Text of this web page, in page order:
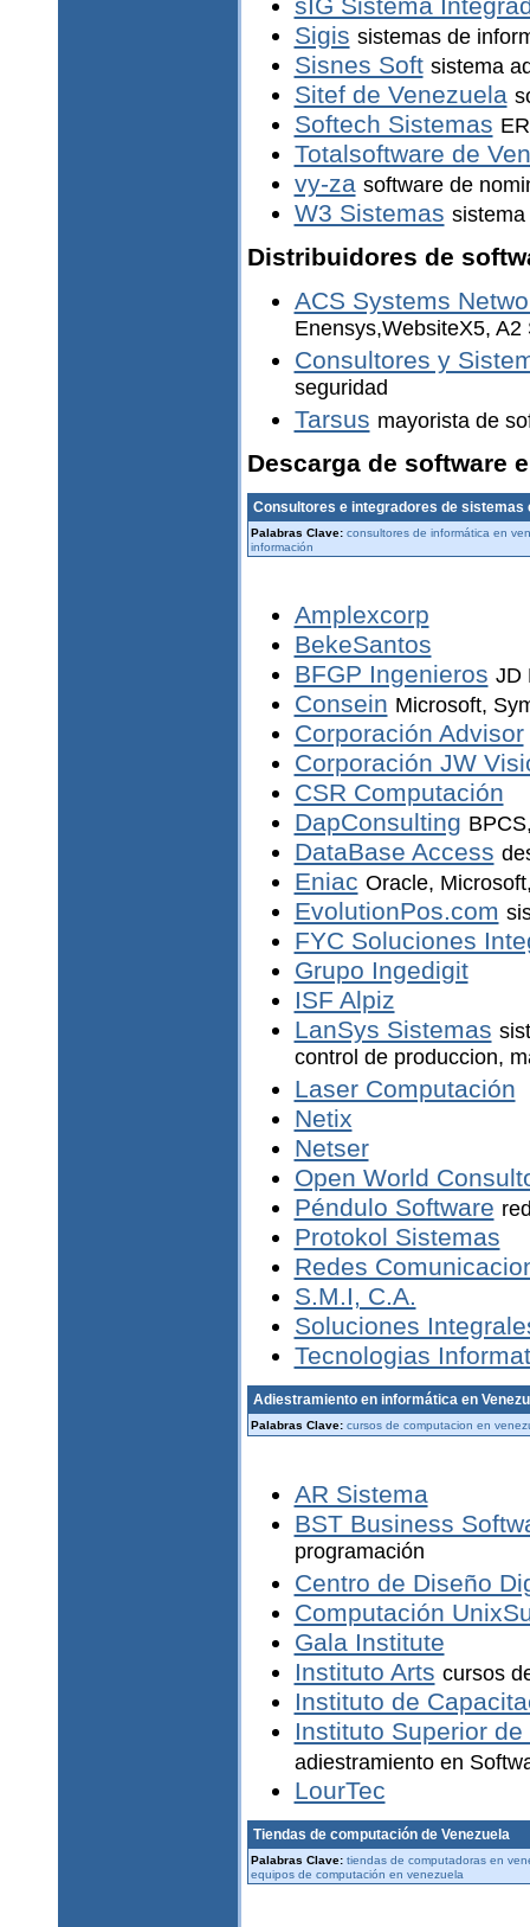
sIG Sistema
Sigis sistemas de
Sisnes Soft sistema
Sitef de Venezuela
Softech Sistemas
Totalsoftware de
vy-za software de
W3 Sistemas
Distribuidores de
ACS Systems
Enensys,WebsiteX5,
Consultores y
seguridad
Tarsus mayorista de
Descarga de software
Consultores e integradores de sistemas
Palabras Clave: consultores de informática en
información
Amplexcorp
BekeSantos
BFGP Ingenieros JD
Consein Microsoft,
Corporación Advisor
Corporación JW
CSR Computación
DapConsulting
DataBase Access
Eniac Oracle,
EvolutionPos.com
FYC Soluciones
Grupo Ingedigit
ISF Alpiz
LanSys Sistemas
control de produccion,
Laser Computación
Netix
Netser
Open World
Péndulo Software
Protokol Sistemas
Redes
S.M.I, C.A.
Soluciones
Tecnologias
Adiestramiento en informática en
Palabras Clave: cursos de computacion en
AR Sistema
BST Business
programación
Centro de Diseño
Computación
Gala Institute
Instituto Arts cursos
Instituto de
Instituto Superior
adiestramiento en
LourTec
Tiendas de computación de Venezuela
Palabras Clave: tiendas de computadoras en
equipos de computación en venezuela